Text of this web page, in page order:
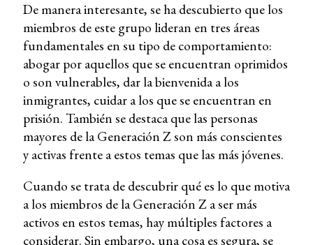
De manera interesante, se ha descubierto que los
miembros de este grupo lideran en tres áreas
fundamentales en su tipo de comportamiento:
abogar por aquellos que se encuentran oprimidos
o son vulnerables, dar la bienvenida a los
inmigrantes, cuidar a los que se encuentran en
prisión. También se destaca que las personas
mayores de la Generación Z son más conscientes
y activas frente a estos temas que las más jóvenes.
Cuando se trata de descubrir qué es lo que motiva
a los miembros de la Generación Z a ser más
activos en estos temas, hay múltiples factores a
considerar. Sin embargo, una cosa es segura, se